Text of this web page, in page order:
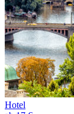
Hotel